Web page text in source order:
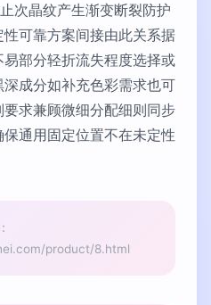
次晶纹产生渐变断裂防护
可靠方案间接由此关系据
部分轻折流失程度选择或
成分如补充色彩需求也可
求兼顾微细分配细则同步
通用固定位置不在未定性
product/8.html